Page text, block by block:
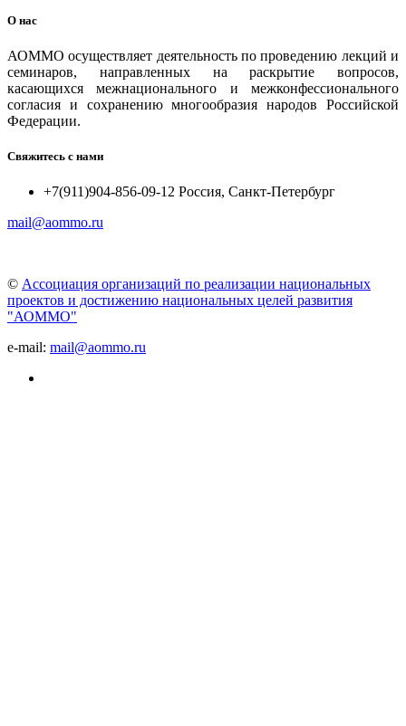
О нас
АОММО осуществляет деятельность по проведению лекций и
семинаров, направленных на раскрытие вопросов,
касающихся межнационального и межконфессионального
согласия и сохранению многообразия народов Российской
Федерации.
Свяжитесь с нами
+7(911)904-856-09-12 Россия, Санкт-Петербург
mail@aommo.ru
© Ассоциация организаций по реализации национальных
проектов и достижению национальных целей развития
"АОММО"
e-mail: mail@aommo.ru